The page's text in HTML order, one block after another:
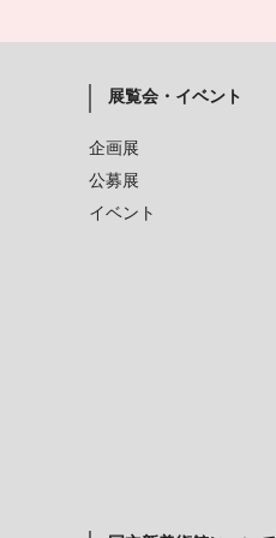
展覧会・イベント
企画展
公募展
イベント